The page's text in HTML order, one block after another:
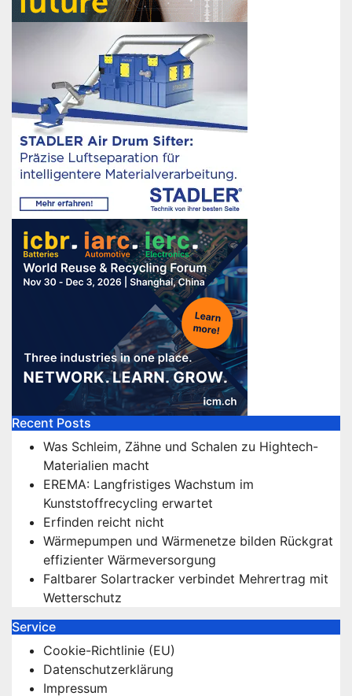
Recent Posts
Was Schleim, Zähne und Schalen zu Hightech-
Materialien macht
EREMA: Langfristiges Wachstum im
Kunststoffrecycling erwartet
Erfinden reicht nicht
Wärmepumpen und Wärmenetze bilden Rückgrat
effizienter Wärmeversorgung
Faltbarer Solartracker verbindet Mehrertrag mit
Wetterschutz
Service
Cookie-Richtlinie (EU)
Datenschutzerklärung
Impressum